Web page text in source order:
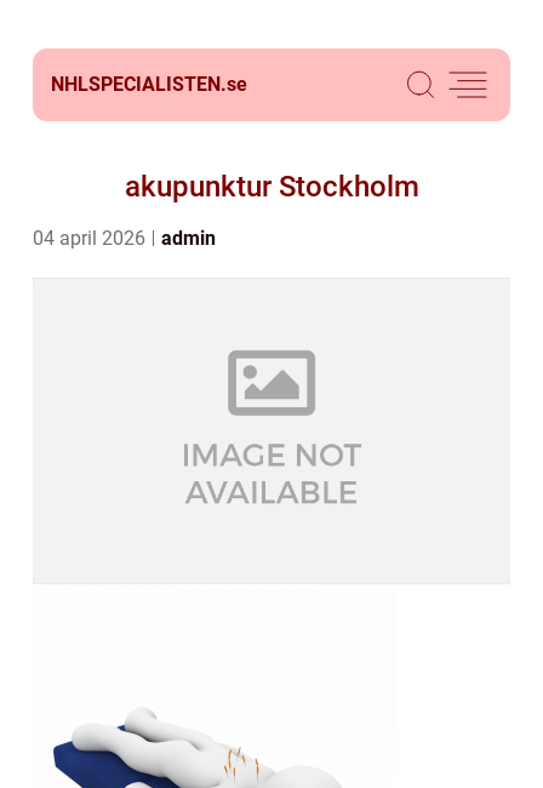
NHLSPECIALISTEN.se
akupunktur Stockholm
04 april 2026 admin